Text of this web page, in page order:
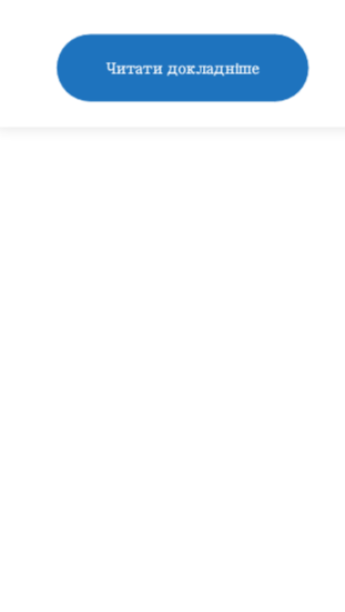
Читати докладніше